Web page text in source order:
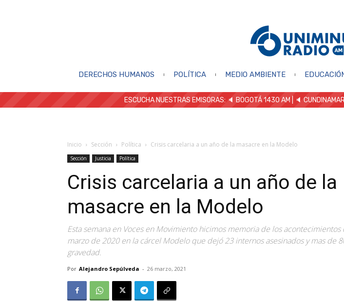
DERECHOS HUMANOS POLÍTICA MEDIO AMBIENTE
ESCUCHA NUESTRAS EMISORAS: 🔈 BOGOTÁ 1430 AM | 🔈
Inicio Sección Política Crisis carcelaria a un año de la masacre en la Modelo
Sección Justicia Política
Crisis carcelaria a un año de la
masacre en la Modelo
Esta semana en Voces en Movimiento hicimos memoria de los acontecimientos
marzo de 2020 en la cárcel Modelo que dejó 23 internos asesinados y mas de
gravedad.
Por Alejandro Sepúlveda - 26 marzo, 2021